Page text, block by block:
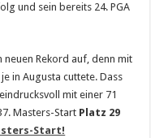
und sein bereits 24. PGA
neuen Rekord auf, denn mit
in Augusta cuttete. Dass
mit einer 71
Masters-Start Platz 29
Start!